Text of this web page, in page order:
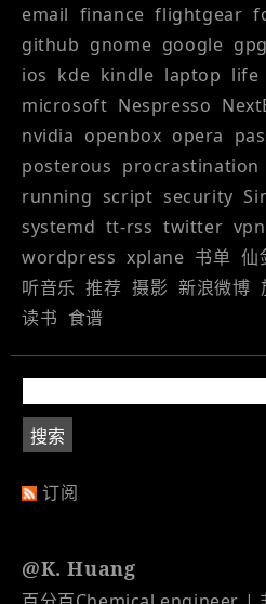
email finance flightgear
github gnome google gpg
ios kde kindle laptop life
microsoft Nespresso
nvidia openbox opera
posterous procrastination
running script security
systemd tt-rss twitter vpn
wordpress xplane 书单 仙
听音乐 推荐 摄影 新浪微博
读书 食谱
订阅
@K. Huang